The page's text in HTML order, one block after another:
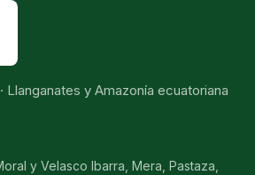
Llanganates y Amazonía ecuatoriana
y Velasco Ibarra, Mera, Pastaza,